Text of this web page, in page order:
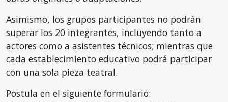
Asimismo, los grupos participantes no podrán
superar los 20 integrantes, incluyendo tanto a
actores como a asistentes técnicos; mientras que
cada establecimiento educativo podrá participar
con una sola pieza teatral.
Postula en el siguiente formulario: